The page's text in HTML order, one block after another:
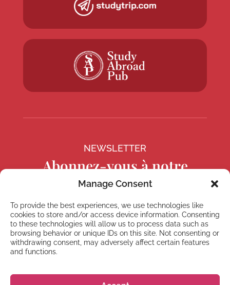
Manage Consent
To provide the best experiences, we use technologies like
cookies to store and/or access device information. Consenting
to these technologies will allow us to process data such as
browsing behavior or unique IDs on this site. Not consenting or
withdrawing consent, may adversely affect certain features
and functions.
NEWSLETTER
Abonnez-vous à notre
Newsletter
S'abonner